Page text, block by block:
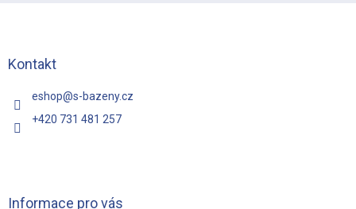
Kontakt
eshop@s-bazeny.cz
+420 731 481 257
Informace pro vás